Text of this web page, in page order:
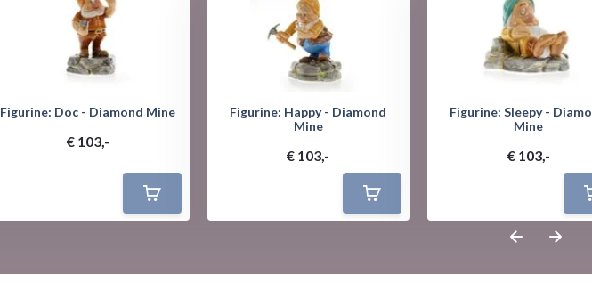
Figurine: Doc - Diamond Mine
€ 103,-
Figurine: Happy - Diamond
Mine
€ 103,-
Figurine: Sleepy -
Mine
€ 103,-